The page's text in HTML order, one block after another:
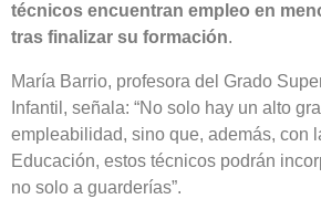
técnicos encuentran empleo en
tras finalizar su formación.
María Barrio, profesora del Grado
Infantil, señala: “No solo hay un alto
empleabilidad, sino que, además, con
Educación, estos técnicos podrán
no solo a guarderías”.